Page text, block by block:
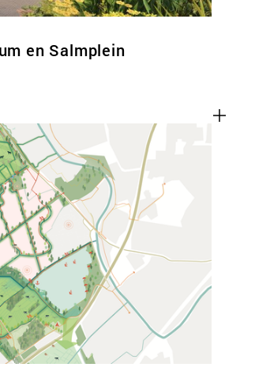
en Salmplein